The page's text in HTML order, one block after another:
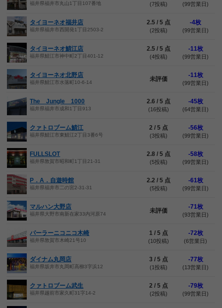
福井県福井市丸山1丁目107番地 (7投稿) (99営業日)
タイヨーネオ福井店
福井県福井市西開発1丁目2503-2
2.5 / 5 点
(2投稿)
-4枚
(99営業日)
タイヨーネオ鯖江店
福井県鯖江市神中町2丁目401-12
2.5 / 5 点
(4投稿)
-11枚
(99営業日)
タイヨーネオ北野店
福井県鯖江市水落町10-6-14 未評価
-11枚
(99営業日)
The Jungle 1000
福井県福井市成和1丁目913
2.6 / 5 点
(16投稿)
-45枚
(64営業日)
クァトロブーム鯖江
福井県鯖江市東鯖江2丁目3番6号
2 / 5 点
(3投稿)
-56枚
(99営業日)
FULLSLOT
福井県敦賀市昭和町1丁目21-31
2.8 / 5 点
(5投稿)
-58枚
(99営業日)
P．A．自遊時館
福井県福井市二の宮2-31-31
2.2 / 5 点
(5投稿)
-61枚
(99営業日)
マルハン大野店
福井県大野市南新在家33内河原74 未評価
-71枚
(93営業日)
パーラーニコニコ木崎
福井県敦賀市木崎21号10
1 / 5 点
(10投稿)
-72枚
(6営業日)
ダイナム丸岡店
福井県坂井市丸岡町高柳3字浜12
3 / 5 点
(1投稿)
-77枚
(13営業日)
クァトロブーム武生
福井県越前市家久町31字14-2
2 / 5 点
(2投稿)
-79枚
(99営業日)